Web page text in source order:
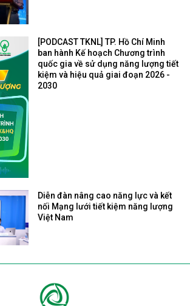
[PODCAST TKNL] TP. Hồ Chí Minh
ban hành Kế hoạch Chương trình
quốc gia về sử dụng năng lượng tiết
kiệm và hiệu quả giai đoạn 2026 -
2030
Diễn đàn nâng cao năng lực và kết
nối Mạng lưới tiết kiệm năng lượng
Việt Nam